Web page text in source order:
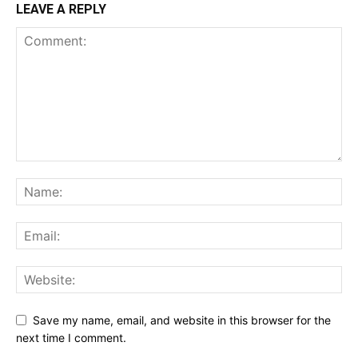
LEAVE A REPLY
Save my name, email, and website in this browser for the
next time I comment.